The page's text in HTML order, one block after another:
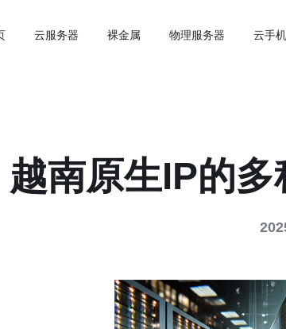
云服务器 裸金属 物理服务器 云手机
越南原生IP的